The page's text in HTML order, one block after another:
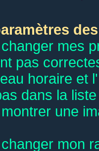
mes
pas
horaire et
dans la
une
mon